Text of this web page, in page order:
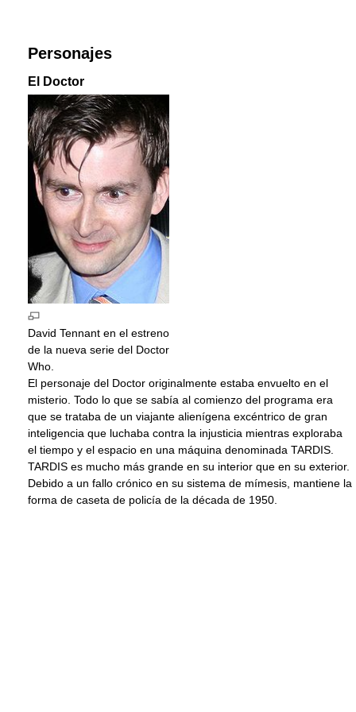
Personajes
El Doctor
David Tennant en el estreno
de la nueva serie del Doctor
Who.
El personaje del Doctor originalmente estaba envuelto en el
misterio. Todo lo que se sabía al comienzo del programa era
que se trataba de un viajante alienígena excéntrico de gran
inteligencia que luchaba contra la injusticia mientras exploraba
el tiempo y el espacio en una máquina denominada TARDIS.
TARDIS es mucho más grande en su interior que en su exterior.
Debido a un fallo crónico en su sistema de mímesis, mantiene la
forma de caseta de policía de la década de 1950.